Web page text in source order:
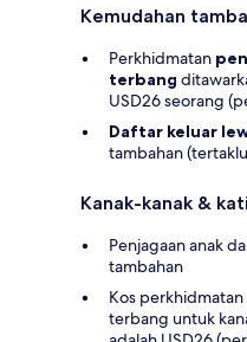
Kemudahan
Perkhidmatan
terbang
USD26 seorang
Daftar keluar
tambahan
Kanak-kanak &
Penjagaan anak
tambahan
Kos
terbang untuk